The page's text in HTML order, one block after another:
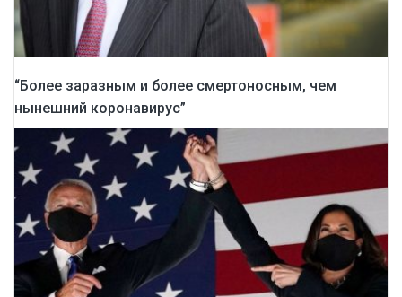
“Более заразным и более смертоносным, чем
нынешний коронавирус”